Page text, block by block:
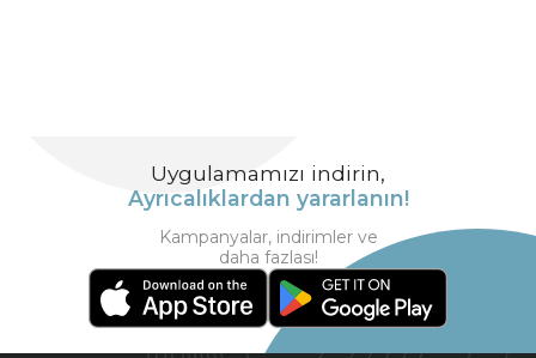
Uygulamamızı indirin,
Ayrıcalıklardan yararlanın!
Kampanyalar, indirimler ve
daha fazlası!